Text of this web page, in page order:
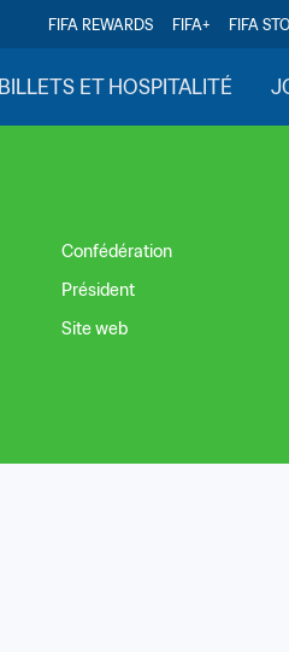
FIFA REWARDS FIFA+ FIFA
BILLETS ET HOSPITALITÉ
Confédération
Président
Site web